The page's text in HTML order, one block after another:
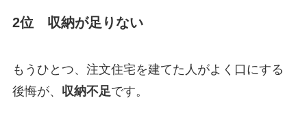
2位 収納が足りない
もうひとつ、注文住宅を建てた人がよく口にする
後悔が、 収納不足です。